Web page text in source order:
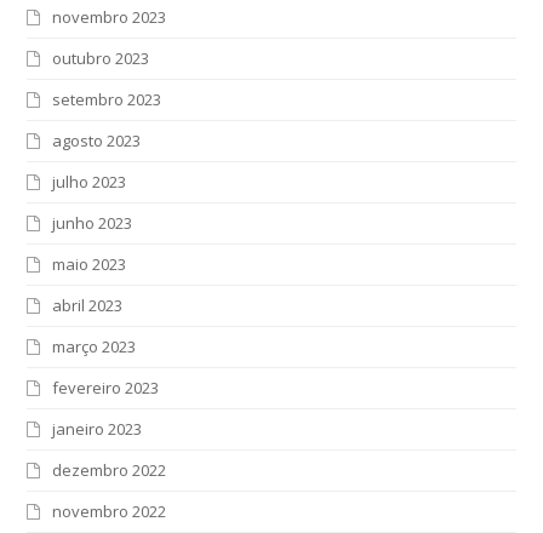
novembro 2023
outubro 2023
setembro 2023
agosto 2023
julho 2023
junho 2023
maio 2023
abril 2023
março 2023
fevereiro 2023
janeiro 2023
dezembro 2022
novembro 2022